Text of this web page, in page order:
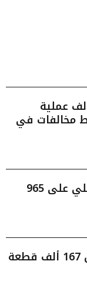
العقار» تكثف الرقابة بـ11.6 ألف عملية
مخالفات في
بدء تطبيق اشتراطات المحتوى المحلي على 965
السجل العقاري يبدأ تسجيل أكثر من 167 ألف قطعة